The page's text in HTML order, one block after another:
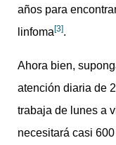
años para
linfoma[3].
Ahora bien,
atención diaria de
trabaja de lunes a
necesitará casi